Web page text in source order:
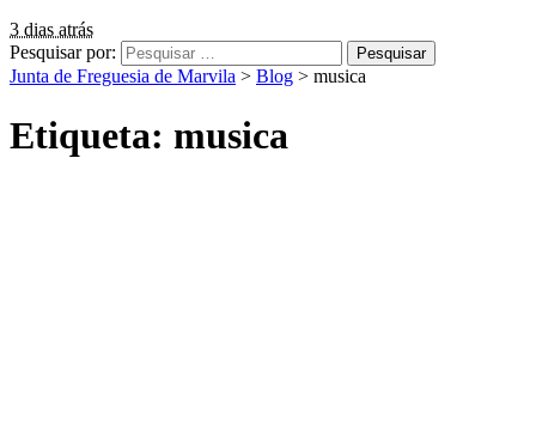
3 dias atrás
Pesquisar por:
Junta de Freguesia de Marvila > Blog > musica
Etiqueta: musica